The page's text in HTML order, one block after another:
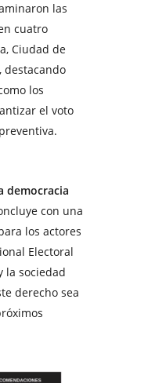
las
cuatro
Ciudad de
destacando
los
el voto
democracia
con una
los actores
Electoral
la sociedad
derecho sea